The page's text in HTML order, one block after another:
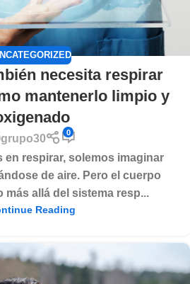
necesita respirar
mantenerlo limpio y
grupo30
0
en respirar, solemos imaginar
de aire. Pero el cuerpo
más allá del sistema resp...
Reading